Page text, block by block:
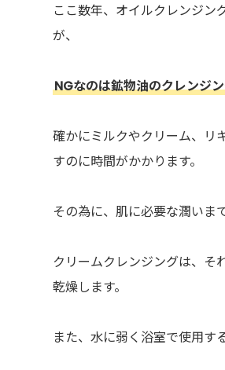
ここ数年、オイルクレンジン
が、
NGなのは鉱物油のクレンジ
確かにミルクやクリーム、リ
すのに時間がかかります。
その為に、肌に必要な潤いま
クリームクレンジングは、そ
乾燥します。
また、水に弱く浴室で使用す